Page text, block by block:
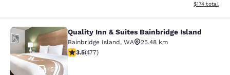
Afficher les
$174 total
Quality Inn & Suites Bainbridge
53
Quality Inn & Suites Bainbridge Island
Bainbridge Island, WA
25.48 km
3.54 étoiles. Bien. 477 commentaires
3.5(477)